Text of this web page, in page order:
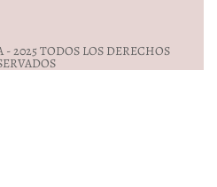
- 2025 TODOS LOS DERECHOS